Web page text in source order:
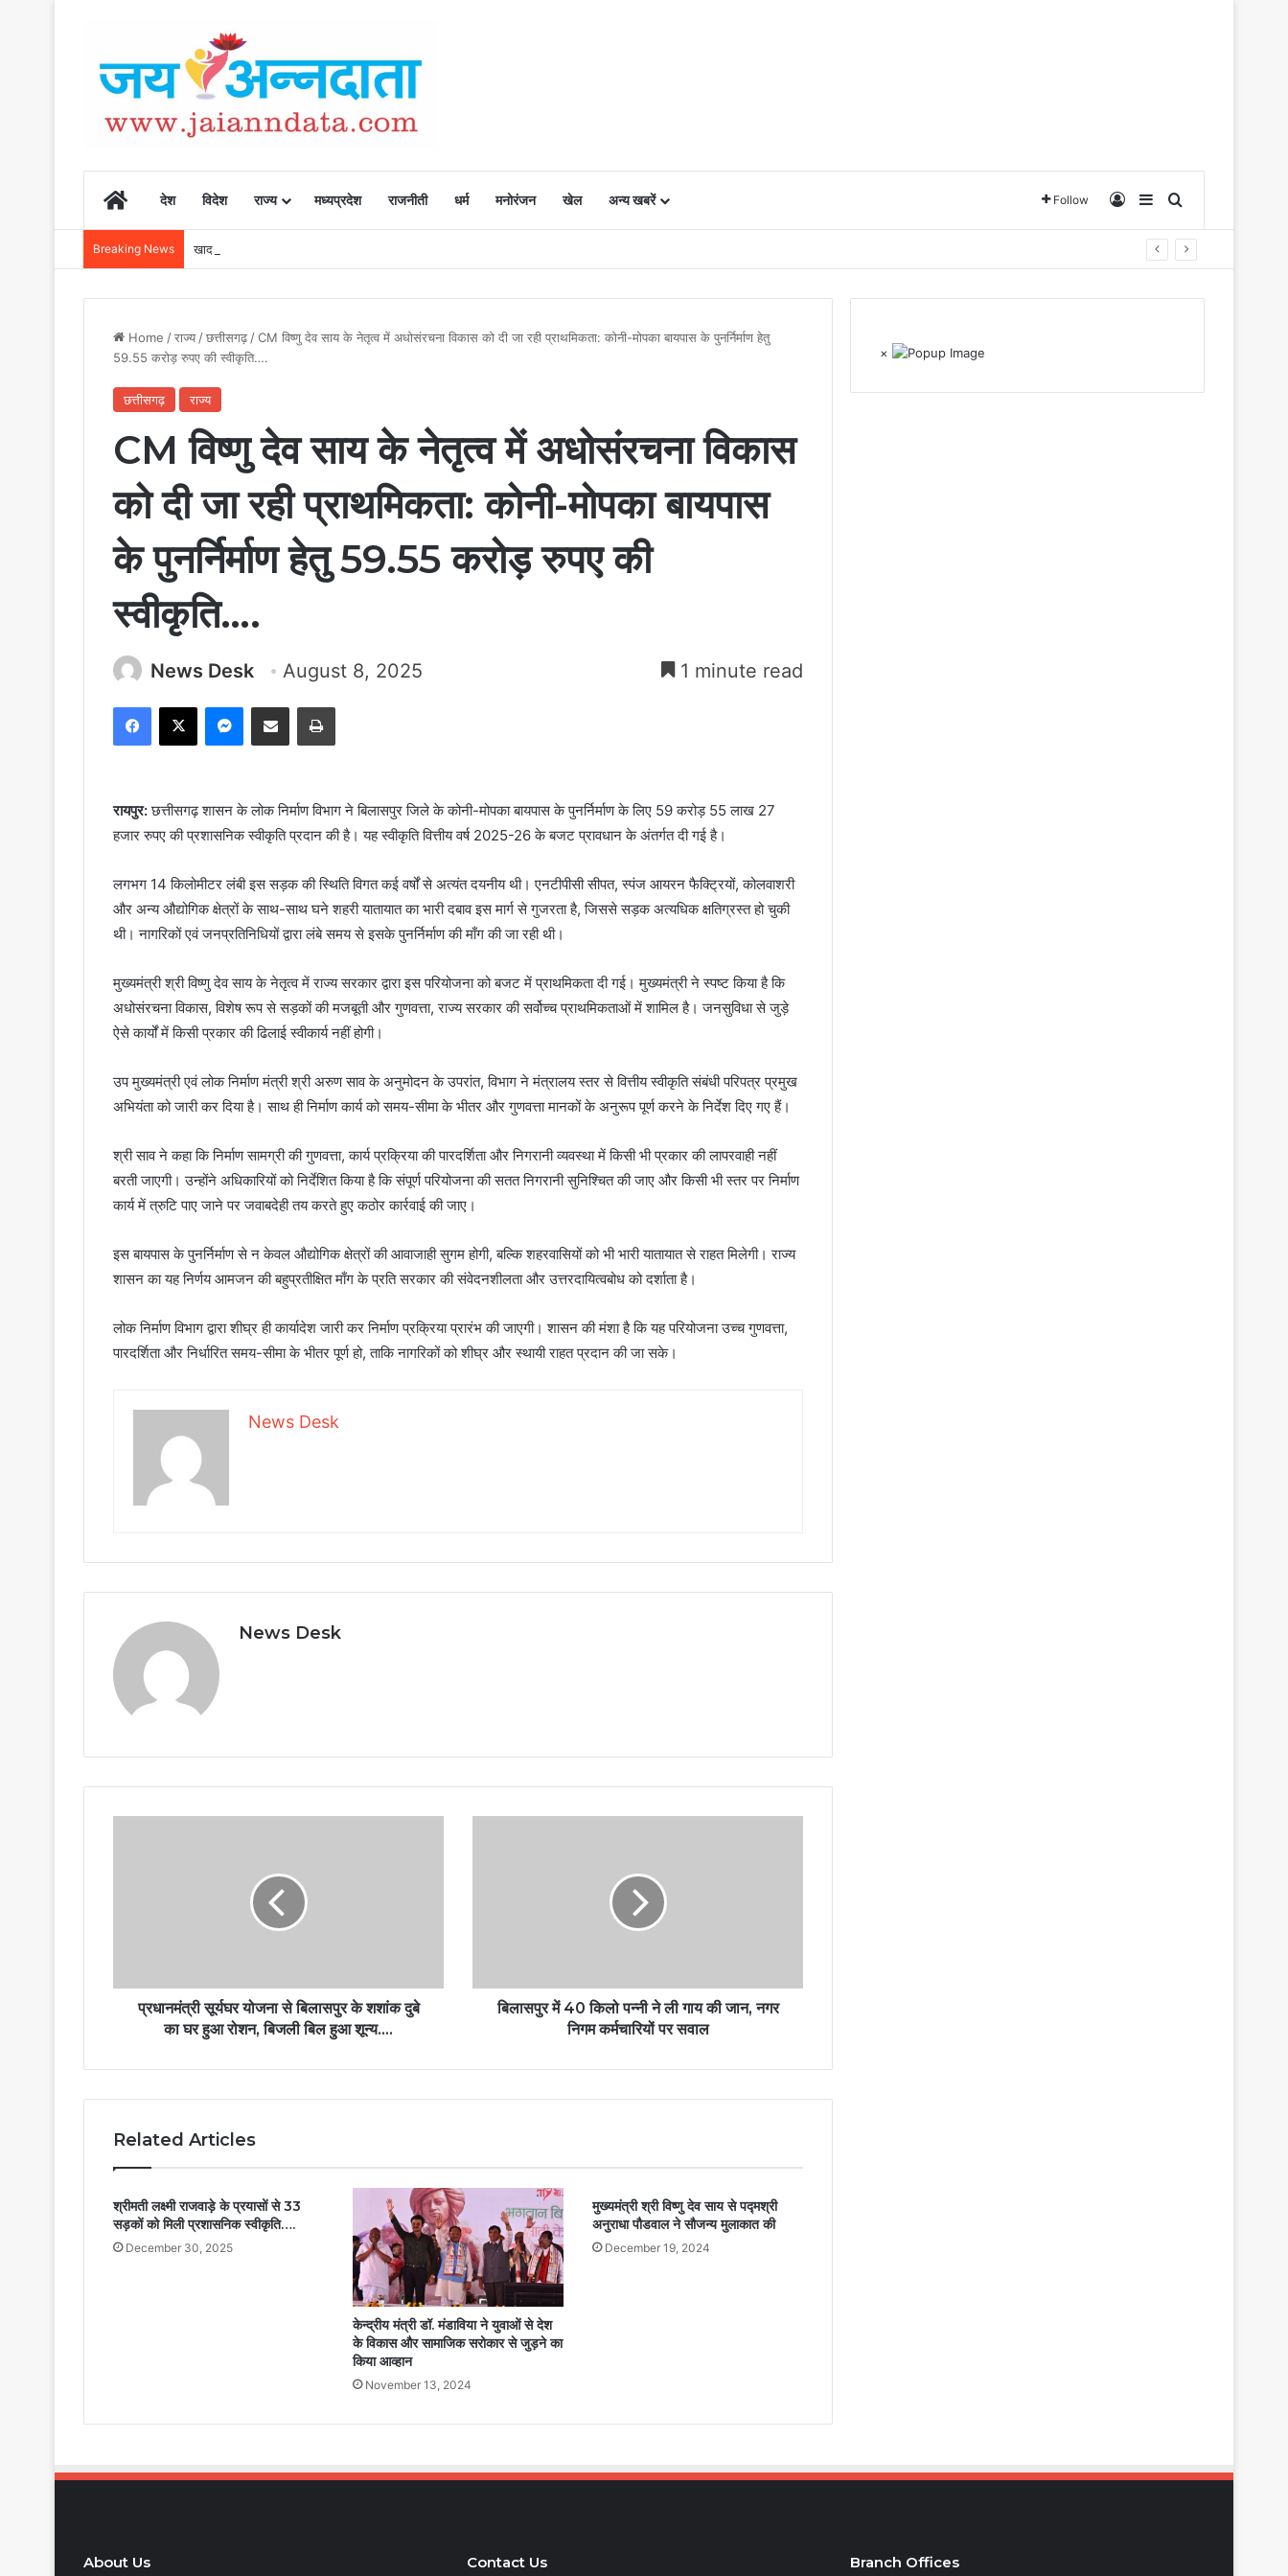
Homeदेश विदेश राज्य मध्यप्रदेश राजनीती धर्म मनोरंजन खेल अन्य खबरें Follow Log InSidebarSearch for
Breaking News खाद, बीज और उर्वरकों की समय पर उपलब्धता से किसानों में उत्साह, नैनो डीएपी और नैनो यूरिया बने किसानों के भरोसेमंद कृषि साथी…..
Home /राज्य/छत्तीसगढ़/CM विष्णु देव साय के नेतृत्व में अधोसंरचना विकास को दी जा रही प्राथमिकता: कोनी-मोपका बायपास के पुनर्निर्माण हेतु
59.55 करोड़ रुपए की स्वीकृति….
छत्तीसगढ़ राज्य
CM विष्णु देव साय के नेतृत्व में अधोसंरचना विकास
को दी जा रही प्राथमिकता: कोनी-मोपका बायपास
के पुनर्निर्माण हेतु 59.55 करोड़ रुपए की
स्वीकृति….
News Desk August 8, 2025 1 minute read
Facebook
X Messenger
Share via Email Print
रायपुर:छत्तीसगढ़ शासन के लोक निर्माण विभाग ने बिलासपुर जिले के कोनी-मोपका बायपास के पुनर्निर्माण के लिए 59 करोड़ 55 लाख 27
हजार रुपए की प्रशासनिक स्वीकृति प्रदान की है। यह स्वीकृति वित्तीय वर्ष 2025-26 के बजट प्रावधान के अंतर्गत दी गई है।
लगभग 14 किलोमीटर लंबी इस सड़क की स्थिति विगत कई वर्षों से अत्यंत दयनीय थी। एनटीपीसी सीपत, स्पंज आयरन फैक्ट्रियों, कोलवाशरी
और अन्य औद्योगिक क्षेत्रों के साथ-साथ घने शहरी यातायात का भारी दबाव इस मार्ग से गुजरता है, जिससे सड़क अत्यधिक क्षतिग्रस्त हो चुकी
थी। नागरिकों एवं जनप्रतिनिधियों द्वारा लंबे समय से इसके पुनर्निर्माण की माँग की जा रही थी।
मुख्यमंत्री श्री विष्णु देव साय के नेतृत्व में राज्य सरकार द्वारा इस परियोजना को बजट में प्राथमिकता दी गई। मुख्यमंत्री ने स्पष्ट किया है कि
अधोसंरचना विकास, विशेष रूप से सड़कों की मजबूती और गुणवत्ता, राज्य सरकार की सर्वोच्च प्राथमिकताओं में शामिल है। जनसुविधा से जुड़े
ऐसे कार्यों में किसी प्रकार की ढिलाई स्वीकार्य नहीं होगी।
उप मुख्यमंत्री एवं लोक निर्माण मंत्री श्री अरुण साव के अनुमोदन के उपरांत, विभाग ने मंत्रालय स्तर से वित्तीय स्वीकृति संबंधी परिपत्र प्रमुख
अभियंता को जारी कर दिया है। साथ ही निर्माण कार्य को समय-सीमा के भीतर और गुणवत्ता मानकों के अनुरूप पूर्ण करने के निर्देश दिए गए हैं।
श्री साव ने कहा कि निर्माण सामग्री की गुणवत्ता, कार्य प्रक्रिया की पारदर्शिता और निगरानी व्यवस्था में किसी भी प्रकार की लापरवाही नहीं
बरती जाएगी। उन्होंने अधिकारियों को निर्देशित किया है कि संपूर्ण परियोजना की सतत निगरानी सुनिश्चित की जाए और किसी भी स्तर पर निर्माण
कार्य में त्रुटि पाए जाने पर जवाबदेही तय करते हुए कठोर कार्रवाई की जाए।
इस बायपास के पुनर्निर्माण से न केवल औद्योगिक क्षेत्रों की आवाजाही सुगम होगी, बल्कि शहरवासियों को भी भारी यातायात से राहत मिलेगी। राज्य
शासन का यह निर्णय आमजन की बहुप्रतीक्षित माँग के प्रति सरकार की संवेदनशीलता और उत्तरदायित्वबोध को दर्शाता है।
लोक निर्माण विभाग द्वारा शीघ्र ही कार्यादेश जारी कर निर्माण प्रक्रिया प्रारंभ की जाएगी। शासन की मंशा है कि यह परियोजना उच्च गुणवत्ता,
पारदर्शिता और निर्धारित समय-सीमा के भीतर पूर्ण हो, ताकि नागरिकों को शीघ्र और स्थायी राहत प्रदान की जा सके।
News Desk
News Desk
प्रधानमंत्री सूर्यघर योजना से बिलासपुर के शशांक दुबे
का घर हुआ रोशन, बिजली बिल हुआ शून्य….
बिलासपुर में 40 किलो पन्नी ने ली गाय की जान, नगर
निगम कर्मचारियों पर सवाल
Related Articles
श्रीमती लक्ष्मी राजवाड़े के प्रयासों से 33
सड़कों को मिली प्रशासनिक स्वीकृति….
December 30, 2025
केन्द्रीय मंत्री डॉ. मंडाविया ने युवाओं से देश
के विकास और सामाजिक सरोकार से जुड़ने का
किया आव्हान
November 13, 2024
मुख्यमंत्री श्री विष्णु देव साय से पद्मश्री
अनुराधा पौडवाल ने सौजन्य मुलाकात की
December 19, 2024
×
About Us Contact Us Branch Offices